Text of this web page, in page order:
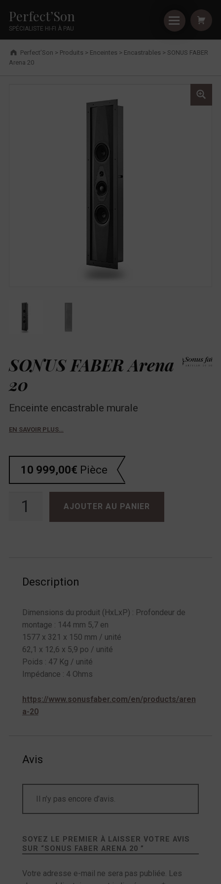
SONUS FABER Arena 20 - Perfect’Son
Perfect’Son
SPÉCIALISTE HI-FI À PAU
Breadcrumbs navigation
Perfect’Son > Produits > Enceintes > Encastrables > SONUS FABER
Arena 20
SONUS FABER Arena
20
Enceinte encastrable murale
EN SAVOIR PLUS…
10 999,00€ Pièce
AJOUTER AU PANIER
Description
Dimensions du produit (HxLxP) : Profondeur de
montage : 144 mm 5,7 en
1577 x 321 x 150 mm / unité
62,1 x 12,6 x 5,9 po / unité
Poids : 47 Kg / unité
Impédance : 4 Ohms
https://www.sonusfaber.com/en/products/aren
a-20
Avis
Il n’y pas encore d’avis.
SOYEZ LE PREMIER À LAISSER VOTRE AVIS
SUR “SONUS FABER ARENA 20 ”
Votre adresse e-mail ne sera pas publiée. Les